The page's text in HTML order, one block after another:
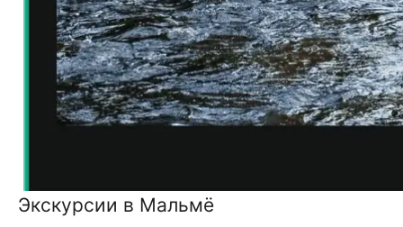
Экскурсии в Мальмё